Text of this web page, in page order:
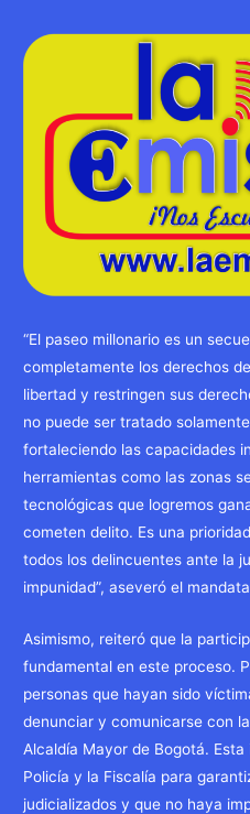
“El paseo millonario es un
completamente los derechos
libertad y restringen sus
no puede ser tratado
fortaleciendo las capacidades
herramientas como las zonas
tecnológicas que logremos
cometen delito. Es una
todos los delincuentes ante la
impunidad”, aseveró el
Asimismo, reiteró que la
fundamental en este proceso.
personas que hayan sido
denunciar y comunicarse con
Alcaldía Mayor de Bogotá.
Policía y la Fiscalía para
judicializados y que no haya